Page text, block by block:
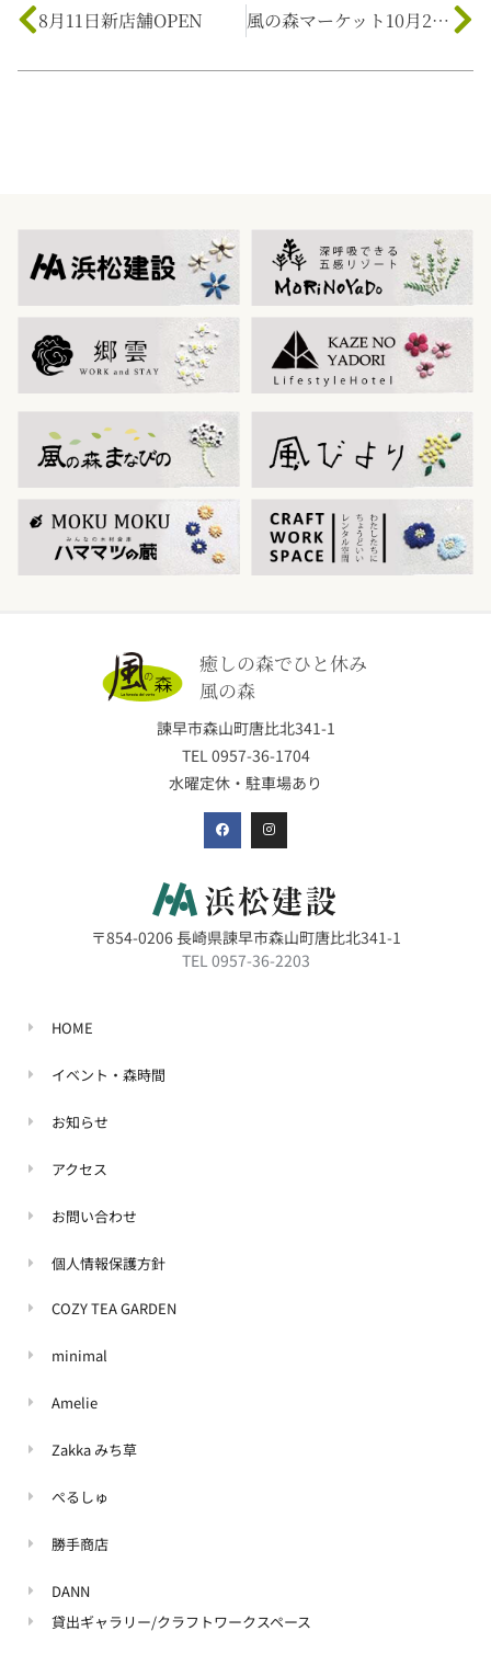
8月11日新店舗OPEN 風の森マーケット10月22日(土)開催！
癒しの森でひと休み
風の森
諫早市森山町唐比北341-1
TEL 0957-36-1704
水曜定休・駐車場あり
〒854-0206 長崎県諫早市森山町唐比北341-1
TEL 0957-36-2203
HOME
イベント・森時間
お知らせ
アクセス
お問い合わせ
個人情報保護方針
COZY TEA GARDEN
minimal
Amelie
Zakka みち草
ぺるしゅ
勝手商店
DANN
貸出ギャラリー/クラフトワークスペース